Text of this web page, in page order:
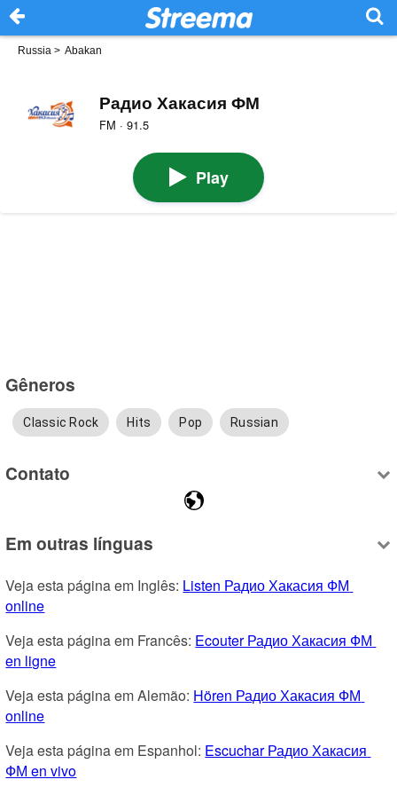
Russia > Abakan
Радио Хакасия ФМ
FM · 91.5
Play
Gêneros
Classic Rock Hits Pop Russian
Contato
Em outras línguas
Veja esta página em Inglês: Listen Радио Хакасия ФМ
online
Veja esta página em Francês: Ecouter Радио Хакасия ФМ
en ligne
Veja esta página em Alemão: Hören Радио Хакасия ФМ
online
Veja esta página em Espanhol: Escuchar Радио Хакасия
ФМ en vivo